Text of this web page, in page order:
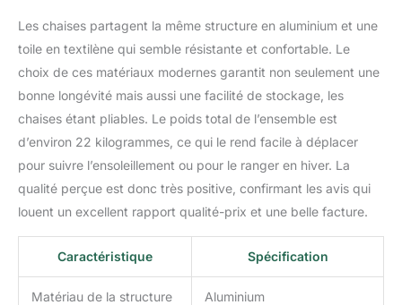
hauteur de chaque pied
au sol. FONCTION DE
PLIAGE PRATIQUE : Les
chaises de jardin en
aluminium léger se plient
très facilement. Elles
sont donc non
seulement faciles et
mais peuvent également
être stockées de manière
peu encombrante
jusqu'au prochain été !
TECHNIQUES -
Les chaises partagent la même structure en aluminium et une
toile en textilène qui semble résistante et confortable. Le
choix de ces matériaux modernes garantit non seulement une
bonne longévité mais aussi une facilité de stockage, les
chaises étant pliables. Le poids total de l’ensemble est
d’environ 22 kilogrammes, ce qui le rend facile à déplacer
pour suivre l’ensoleillement ou pour le ranger en hiver. La
qualité perçue est donc très positive, confirmant les avis qui
louent un excellent rapport qualité-prix et une belle facture.
Caractéristique Spécification
Matériau de la structure Aluminium